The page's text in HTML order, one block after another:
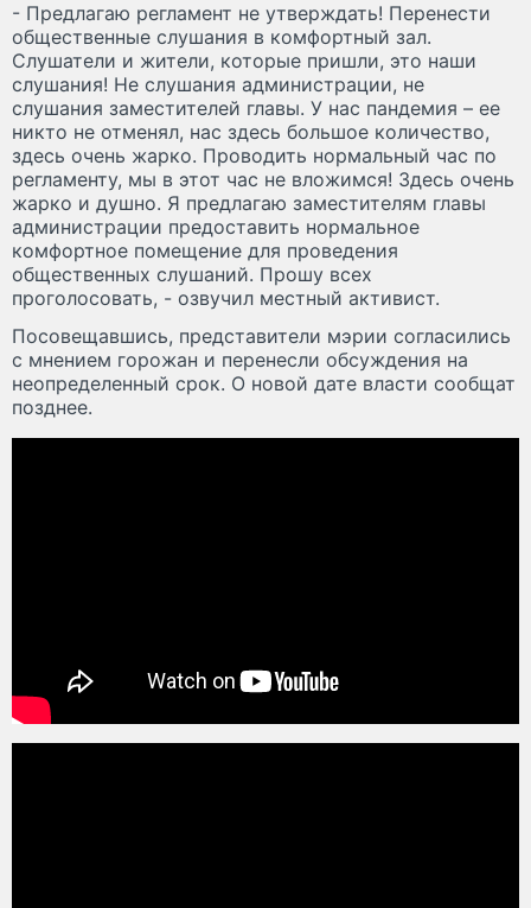
- Предлагаю регламент не утверждать! Перенести
общественные слушания в комфортный зал.
Слушатели и жители, которые пришли, это наши
слушания! Не слушания администрации, не
слушания заместителей главы. У нас пандемия – ее
никто не отменял, нас здесь большое количество,
здесь очень жарко. Проводить нормальный час по
регламенту, мы в этот час не вложимся! Здесь очень
жарко и душно. Я предлагаю заместителям главы
администрации предоставить нормальное
комфортное помещение для проведения
общественных слушаний. Прошу всех
проголосовать, - озвучил местный активист.
Посовещавшись, представители мэрии согласились
с мнением горожан и перенесли обсуждения на
неопределенный срок. О новой дате власти сообщат
позднее.